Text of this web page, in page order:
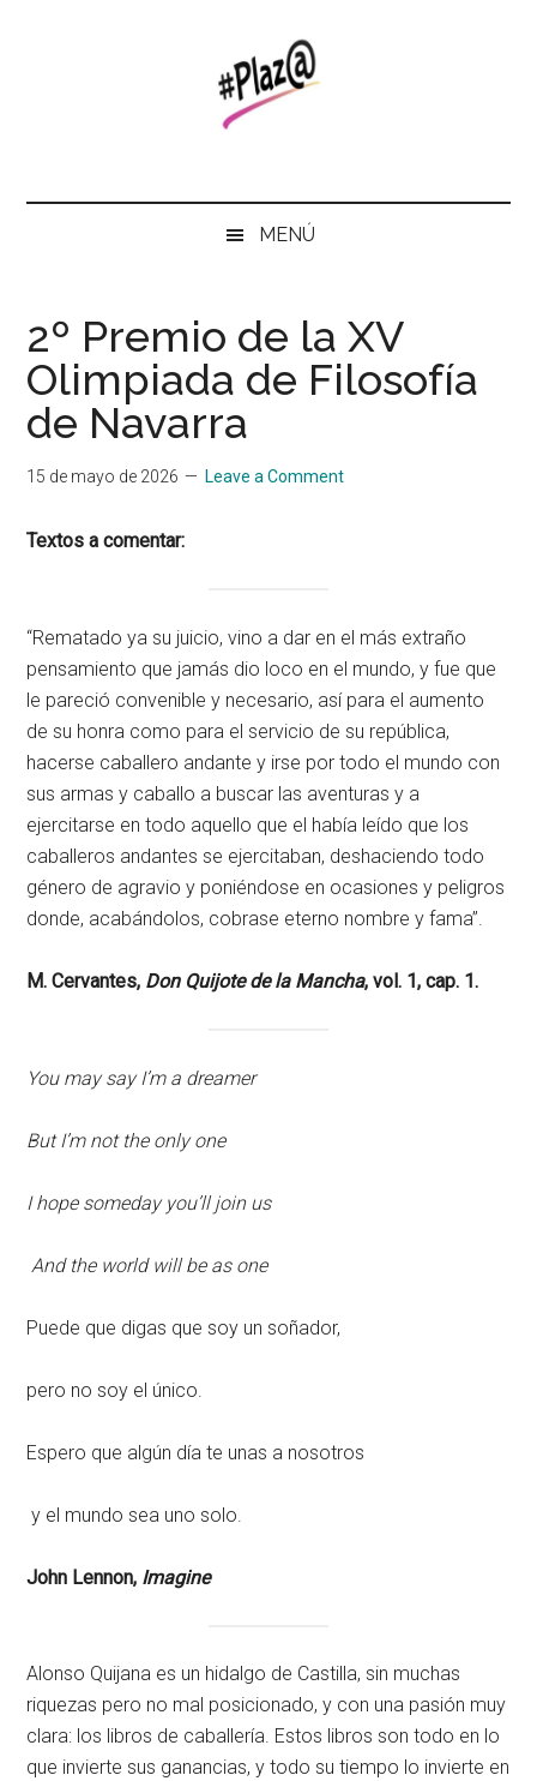
MENÚ
2º Premio de la XV
Olimpiada de Filosofía
de Navarra
15 de mayo de 2026 Leave a Comment
Textos a comentar:
“Rematado ya su juicio, vino a dar en el más extraño
pensamiento que jamás dio loco en el mundo, y fue que
le pareció convenible y necesario, así para el aumento
de su honra como para el servicio de su república,
hacerse caballero andante y irse por todo el mundo con
sus armas y caballo a buscar las aventuras y a
ejercitarse en todo aquello que el había leído que los
caballeros andantes se ejercitaban, deshaciendo todo
género de agravio y poniéndose en ocasiones y peligros
donde, acabándolos, cobrase eterno nombre y fama”.
M. Cervantes, Don Quijote de la Mancha, vol. 1, cap. 1.
You may say I’m a dreamer
But I’m not the only one
I hope someday you’ll join us
And the world will be as one
Puede que digas que soy un soñador,
pero no soy el único.
Espero que algún día te unas a nosotros
y el mundo sea uno solo.
John Lennon, Imagine
Alonso Quijana es un hidalgo de Castilla, sin muchas
riquezas pero no mal posicionado, y con una pasión muy
clara: los libros de caballería. Estos libros son todo en lo
que invierte sus ganancias, y todo su tiempo lo invierte en